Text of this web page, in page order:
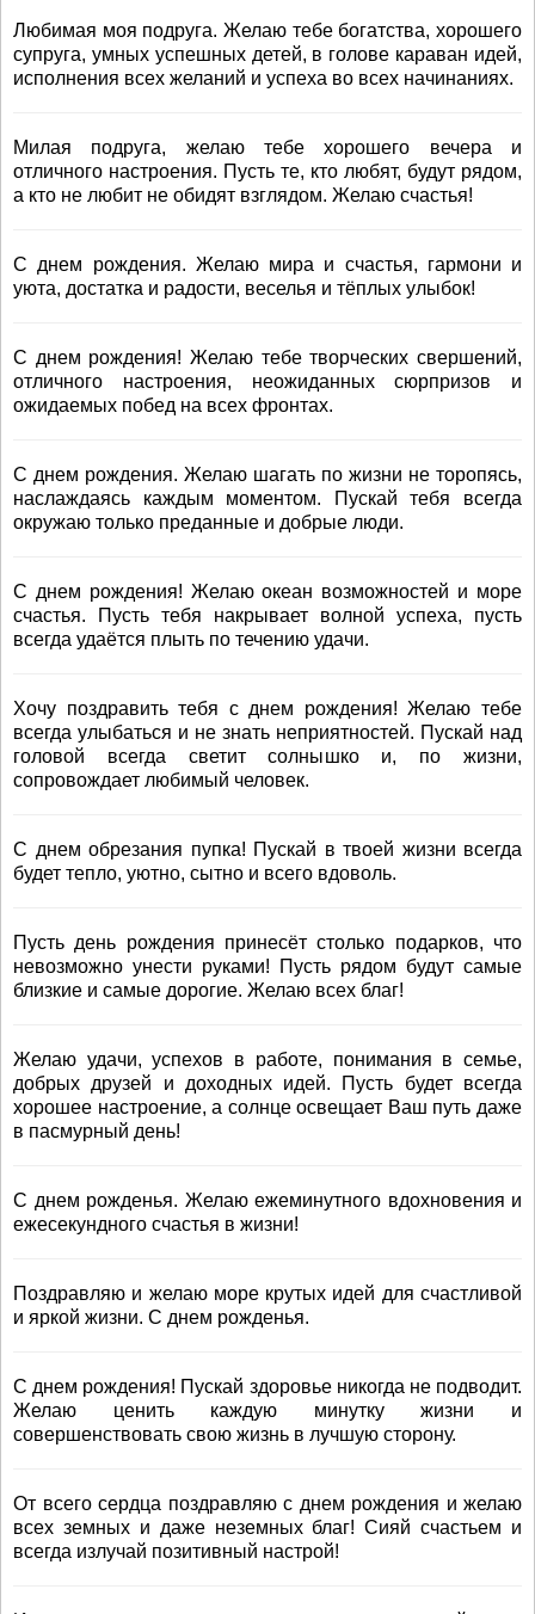
Любимая моя подруга. Желаю тебе богатства, хорошего
супруга, умных успешных детей, в голове караван идей,
исполнения всех желаний и успеха во всех начинаниях.
Милая подруга, желаю тебе хорошего вечера и
отличного настроения. Пусть те, кто любят, будут рядом,
а кто не любит не обидят взглядом. Желаю счастья!
С днем рождения. Желаю мира и счастья, гармони и
уюта, достатка и радости, веселья и тёплых улыбок!
С днем рождения! Желаю тебе творческих свершений,
отличного настроения, неожиданных сюрпризов и
ожидаемых побед на всех фронтах.
С днем рождения. Желаю шагать по жизни не торопясь,
наслаждаясь каждым моментом. Пускай тебя всегда
окружаю только преданные и добрые люди.
С днем рождения! Желаю океан возможностей и море
счастья. Пусть тебя накрывает волной успеха, пусть
всегда удаётся плыть по течению удачи.
Хочу поздравить тебя с днем рождения! Желаю тебе
всегда улыбаться и не знать неприятностей. Пускай над
головой всегда светит солнышко и, по жизни,
сопровождает любимый человек.
С днем обрезания пупка! Пускай в твоей жизни всегда
будет тепло, уютно, сытно и всего вдоволь.
Пусть день рождения принесёт столько подарков, что
невозможно унести руками! Пусть рядом будут самые
близкие и самые дорогие. Желаю всех благ!
Желаю удачи, успехов в работе, понимания в семье,
добрых друзей и доходных идей. Пусть будет всегда
хорошее настроение, а солнце освещает Ваш путь даже
в пасмурный день!
С днем рожденья. Желаю ежеминутного вдохновения и
ежесекундного счастья в жизни!
Поздравляю и желаю море крутых идей для счастливой
и яркой жизни. С днем рожденья.
С днем рождения! Пускай здоровье никогда не подводит.
Желаю ценить каждую минутку жизни и
совершенствовать свою жизнь в лучшую сторону.
От всего сердца поздравляю с днем рождения и желаю
всех земных и даже неземных благ! Сияй счастьем и
всегда излучай позитивный настрой!